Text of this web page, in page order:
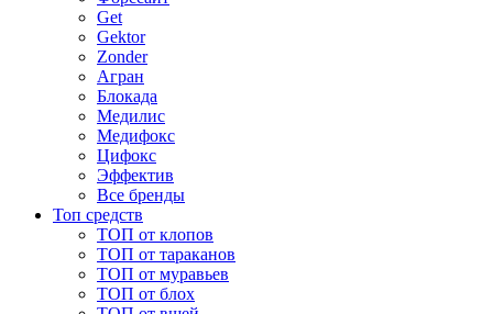
Get
Gektor
Zonder
Агран
Блокада
Медилис
Медифокс
Цифокс
Эффектив
Все бренды
Топ средств
ТОП от клопов
ТОП от тараканов
ТОП от муравьев
ТОП от блох